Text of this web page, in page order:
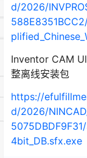
d/2026/
Inventor CAM
整离线安装包
https://
d/2026/
4bit_DB.sfx.exe